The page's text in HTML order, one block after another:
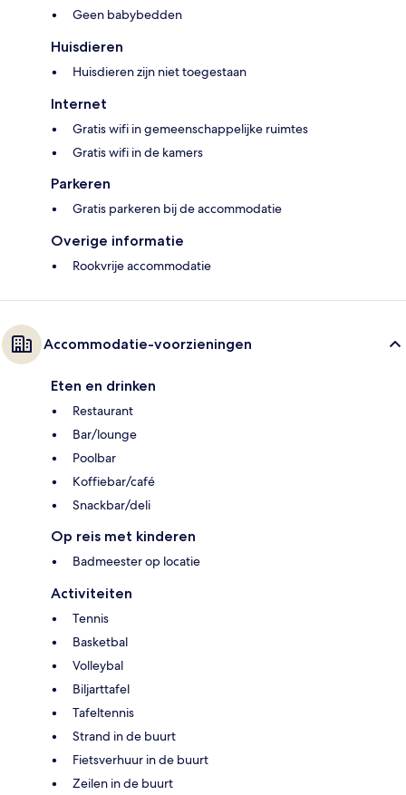
Geen babybedden
Huisdieren
Huisdieren zijn niet toegestaan
Internet
Gratis wifi in gemeenschappelijke ruimtes
Gratis wifi in de kamers
Parkeren
Gratis parkeren bij de accommodatie
Overige informatie
Rookvrije accommodatie
Accommodatie-voorzieningen
Eten en drinken
Restaurant
Bar/lounge
Poolbar
Koffiebar/café
Snackbar/deli
Op reis met kinderen
Badmeester op locatie
Activiteiten
Tennis
Basketbal
Volleybal
Biljarttafel
Tafeltennis
Strand in de buurt
Fietsverhuur in de buurt
Zeilen in de buurt